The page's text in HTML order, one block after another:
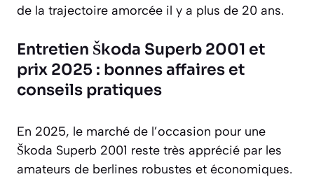
de la trajectoire amorcée il y a plus de 20 ans.
Entretien Škoda Superb 2001 et
prix 2025 : bonnes affaires et
conseils pratiques
En 2025, le marché de l’occasion pour une
Škoda Superb 2001 reste très apprécié par les
amateurs de berlines robustes et économiques.